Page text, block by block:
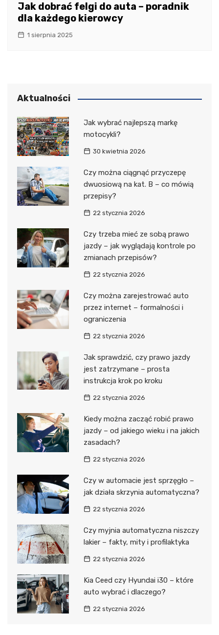
Jak dobrać felgi do auta – poradnik
dla każdego kierowcy
1 sierpnia 2025
Aktualności
Jak wybrać najlepszą markę
motocykli?
30 kwietnia 2026
Czy można ciągnąć przyczepę
dwuosiową na kat. B – co mówią
przepisy?
22 stycznia 2026
Czy trzeba mieć ze sobą prawo
jazdy – jak wyglądają kontrole po
zmianach przepisów?
22 stycznia 2026
Czy można zarejestrować auto
przez internet – formalności i
ograniczenia
22 stycznia 2026
Jak sprawdzić, czy prawo jazdy
jest zatrzymane – prosta
instrukcja krok po kroku
22 stycznia 2026
Kiedy można zacząć robić prawo
jazdy – od jakiego wieku i na jakich
zasadach?
22 stycznia 2026
Czy w automacie jest sprzęgło –
jak działa skrzynia automatyczna?
22 stycznia 2026
Czy myjnia automatyczna niszczy
lakier – fakty, mity i profilaktyka
22 stycznia 2026
Kia Ceed czy Hyundai i30 – które
auto wybrać i dlaczego?
22 stycznia 2026